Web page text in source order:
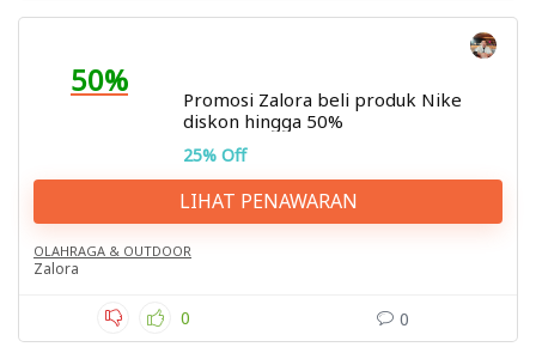
50%
Promosi Zalora beli produk Nike
diskon hingga 50%
25% Off
LIHAT PENAWARAN
OLAHRAGA & OUTDOOR
Zalora
0 0